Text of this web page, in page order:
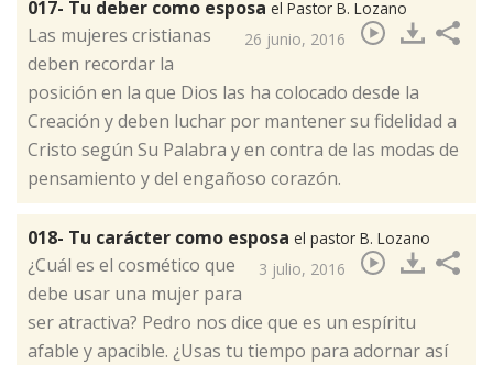
017- Tu deber como esposa el Pastor B. Lozano
26 junio, 2016
Las mujeres cristianas
deben recordar la
posición en la que Dios las ha colocado desde la
Creación y deben luchar por mantener su fidelidad a
Cristo según Su Palabra y en contra de las modas de
pensamiento y del engañoso corazón.​
018- Tu carácter como esposa el pastor B. Lozano
3 julio, 2016
¿Cuál es el cosmético que
debe usar una mujer para
ser atractiva? Pedro nos dice que es un espíritu
afable y apacible. ¿Usas tu tiempo para adornar así